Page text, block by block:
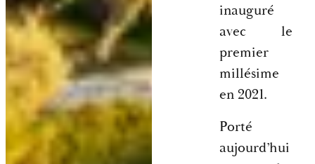
inauguré
avec le
premier
millésime
en 2021.
Porté
aujourd’hui